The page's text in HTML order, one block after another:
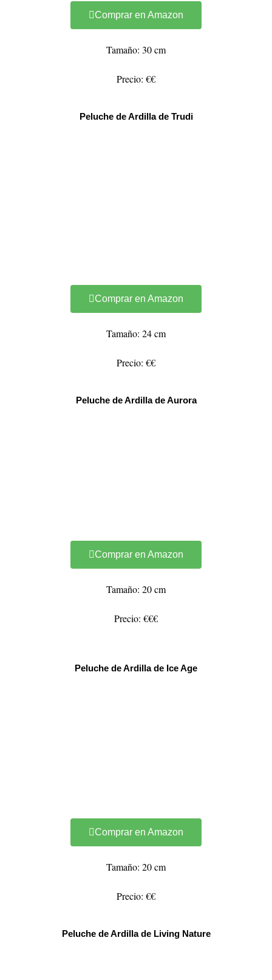
Comprar en Amazon
Tamaño: 30 cm
Precio: €€
Peluche de Ardilla de Trudi
Comprar en Amazon
Tamaño: 24 cm
Precio: €€
Peluche de Ardilla de Aurora
Comprar en Amazon
Tamaño: 20 cm
Precio: €€€
Peluche de Ardilla de Ice Age
Comprar en Amazon
Tamaño: 20 cm
Precio: €€
Peluche de Ardilla de Living Nature